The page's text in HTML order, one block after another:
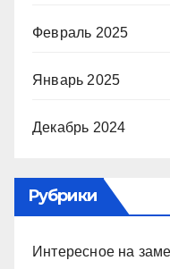
Февраль 2025
Январь 2025
Декабрь 2024
Рубрики
Интересное на